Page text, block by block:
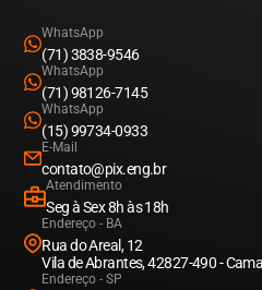
WhatsApp
(71) 3838-9546
WhatsApp
(71) 98126-7145
WhatsApp
(15) 99734-0933
E-Mail
contato@pix.eng.br
Atendimento
Seg à Sex 8h às 18h
Endereço - BA
Rua do Areal, 12
Vila de Abrantes, 42827-490 -
Endereço - SP